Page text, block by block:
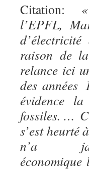
Citation:
l’EPFL,
raison de
relance ici
des années
évidence
fossiles. …
s’est heurté
n’a
économique